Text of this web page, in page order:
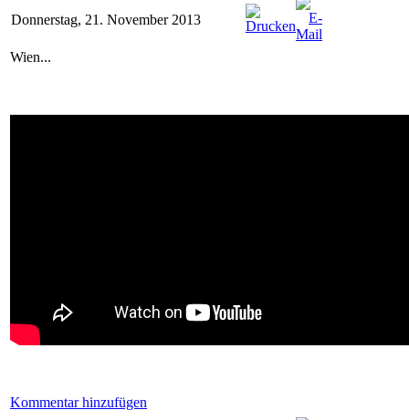
Donnerstag, 21. November 2013
Wien...
Kommentar hinzufügen